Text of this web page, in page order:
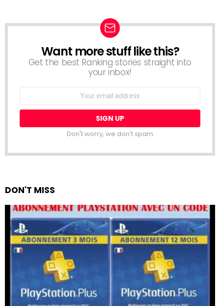
NEWSLETTER
Want more stuff like this?
Get the best Ranking stories straight into
your inbox!
Email
Don't worry, we don't spam
DON'T MISS